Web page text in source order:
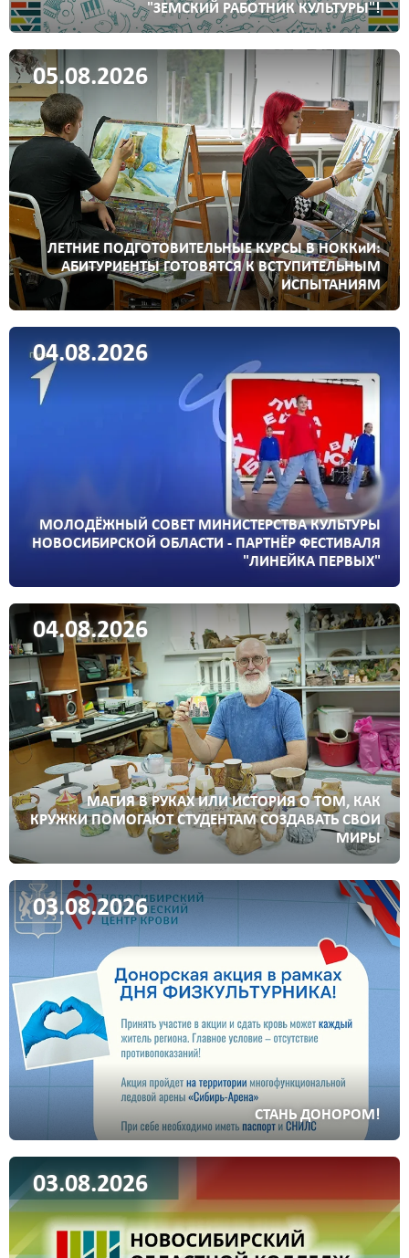
"ЗЕМСКИЙ РАБОТНИК КУЛЬТУРЫ"!
05.08.2026
ЛЕТНИЕ ПОДГОТОВИТЕЛЬНЫЕ КУРСЫ В НОККиИ:
АБИТУРИЕНТЫ ГОТОВЯТСЯ К ВСТУПИТЕЛЬНЫМ
ИСПЫТАНИЯМ
04.08.2026
МОЛОДЁЖНЫЙ СОВЕТ МИНИСТЕРСТВА КУЛЬТУРЫ
НОВОСИБИРСКОЙ ОБЛАСТИ - ПАРТНЁР ФЕСТИВАЛЯ
"ЛИНЕЙКА ПЕРВЫХ"
04.08.2026
МАГИЯ В РУКАХ ИЛИ ИСТОРИЯ О ТОМ, КАК
КРУЖКИ ПОМОГАЮТ СТУДЕНТАМ СОЗДАВАТЬ СВОИ
МИРЫ
03.08.2026
СТАНЬ ДОНОРОМ!
03.08.2026